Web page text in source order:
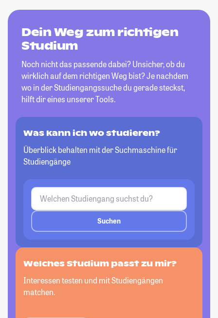
Dein Weg zum richtigen
Studium
Noch nicht das passende dabei? Unsicher, ob du
wirklich auf dem richtigen Weg bist? Je nachdem
wo in der Studiengangssuche du gerade steckst,
hilft dir eines unserer Tools.
Was kann ich wo studieren?
Überblick behalten mit der Suchmaschine für
Studiengänge
Suchen
Welches Studium passtzu mir?
Interessen testen und mit Studiengängen
matchen.